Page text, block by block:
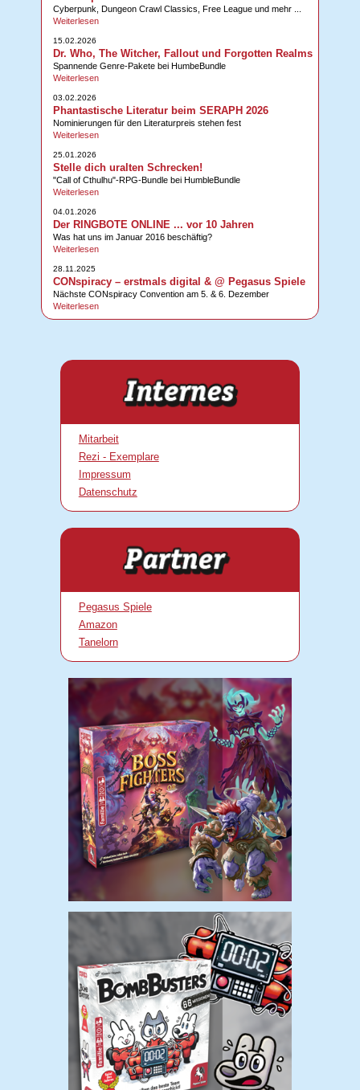
Cyberpunk, Dungeon Crawl Classics, Free League und mehr ...
Weiterlesen
15.02.2026
Dr. Who, The Witcher, Fallout und Forgotten Realms
Spannende Genre-Pakete bei HumbeBundle
Weiterlesen
03.02.2026
Phantastische Literatur beim SERAPH 2026
Nominierungen für den Literaturpreis stehen fest
Weiterlesen
25.01.2026
Stelle dich uralten Schrecken!
"Call of Cthulhu"-RPG-Bundle bei HumbleBundle
Weiterlesen
04.01.2026
Der RINGBOTE ONLINE ... vor 10 Jahren
Was hat uns im Januar 2016 beschäftig?
Weiterlesen
28.11.2025
CONspiracy – erstmals digital & @ Pegasus Spiele
Nächste CONspiracy Convention am 5. & 6. Dezember
Weiterlesen
Mitarbeit
Rezi - Exemplare
Impressum
Datenschutz
Pegasus Spiele
Amazon
Tanelorn